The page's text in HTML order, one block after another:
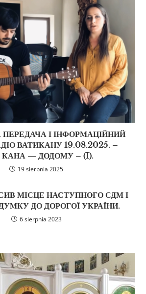
ПЕРЕДАЧА І ІНФОРМАЦІЙНИЙ
ВАТИКАНУ 19.08.2025. –
КАНА — ДОДОМУ – (I).
19 sierpnia 2025
МІСЦЕ НАСТУПНОГО СДМ І
ДО ДОРОГОЇ УКРАЇНИ.
6 sierpnia 2023